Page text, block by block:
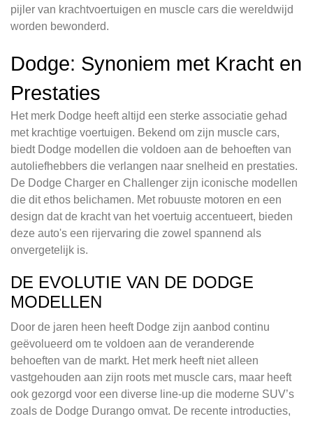
pijler van krachtvoertuigen en muscle cars die wereldwijd
worden bewonderd.
Dodge: Synoniem met Kracht en
Prestaties
Het merk Dodge heeft altijd een sterke associatie gehad
met krachtige voertuigen. Bekend om zijn muscle cars,
biedt Dodge modellen die voldoen aan de behoeften van
autoliefhebbers die verlangen naar snelheid en prestaties.
De Dodge Charger en Challenger zijn iconische modellen
die dit ethos belichamen. Met robuuste motoren en een
design dat de kracht van het voertuig accentueert, bieden
deze auto's een rijervaring die zowel spannend als
onvergetelijk is.
DE EVOLUTIE VAN DE DODGE
MODELLEN
Door de jaren heen heeft Dodge zijn aanbod continu
geëvolueerd om te voldoen aan de veranderende
behoeften van de markt. Het merk heeft niet alleen
vastgehouden aan zijn roots met muscle cars, maar heeft
ook gezorgd voor een diverse line-up die moderne SUV’s
zoals de Dodge Durango omvat. De recente introducties,